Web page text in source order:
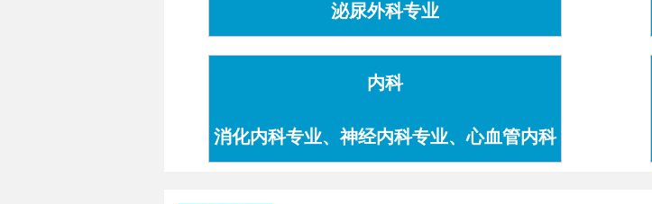
泌尿外科专业
内科
消化内科专业、神经内科专业、心血管内科